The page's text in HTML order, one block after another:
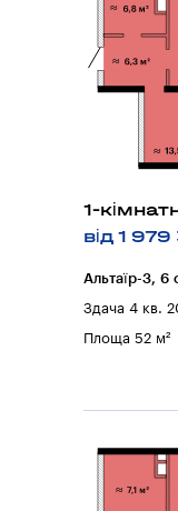
1-
від 1
Альтаїр-3, 6
Здача 4 кв.
Площа 52 м²